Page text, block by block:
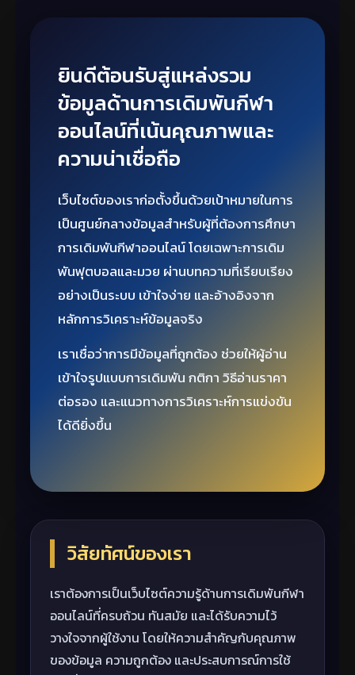
ยินดีต้อนรับสู่แหล่งรวม
ข้อมูลด้านการเดิมพันกีฬา
ออนไลน์ที่เน้นคุณภาพและ
ความน่าเชื่อถือ
เว็บไซต์ของเราก่อตั้งขึ้นด้วยเป้าหมายในการ
เป็นศูนย์กลางข้อมูลสำหรับผู้ที่ต้องการศึกษา
การเดิมพันกีฬาออนไลน์ โดยเฉพาะการเดิม
พันฟุตบอลและมวย ผ่านบทความที่เรียบเรียง
อย่างเป็นระบบ เข้าใจง่าย และอ้างอิงจาก
หลักการวิเคราะห์ข้อมูลจริง
เราเชื่อว่าการมีข้อมูลที่ถูกต้อง ช่วยให้ผู้อ่าน
เข้าใจรูปแบบการเดิมพัน กติกา วิธีอ่านราคา
ต่อรอง และแนวทางการวิเคราะห์การแข่งขัน
ได้ดียิ่งขึ้น
วิสัยทัศน์ของเรา
เราต้องการเป็นเว็บไซต์ความรู้ด้านการเดิมพันกีฬา
ออนไลน์ที่ครบถ้วน ทันสมัย และได้รับความไว้
วางใจจากผู้ใช้งาน โดยให้ความสำคัญกับคุณภาพ
ของข้อมูล ความถูกต้อง และประสบการณ์การใช้